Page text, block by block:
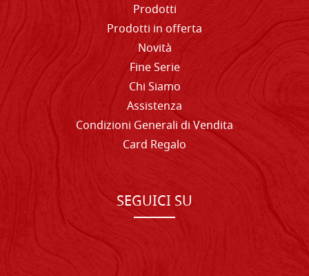
Prodotti
Prodotti in offerta
Novità
Fine Serie
Chi Siamo
Assistenza
Condizioni Generali di Vendita
Card Regalo
SEGUICI SU